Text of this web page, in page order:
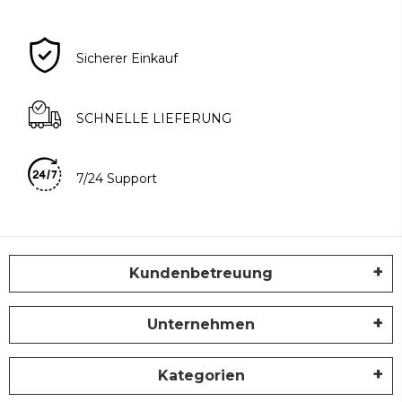
Sicherer Einkauf
SCHNELLE LIEFERUNG
7/24 Support
Kundenbetreuung
Unternehmen
Kategorien